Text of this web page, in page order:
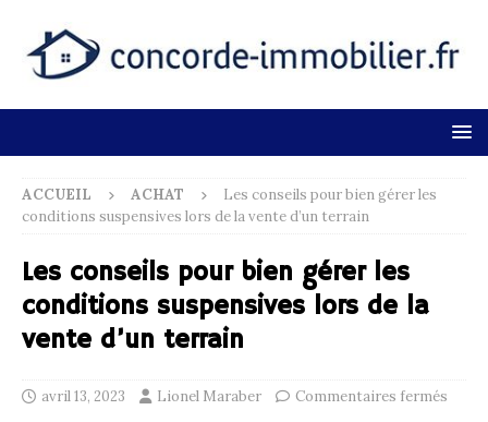
ACCUEIL ACHAT
Les conseils pour bien gérer les
conditions suspensives lors de la vente d’un terrain
Les conseils pour bien gérer les
conditions suspensives lors de la
vente d’un terrain
avril 13, 2023 Lionel Maraber Commentaires fermés